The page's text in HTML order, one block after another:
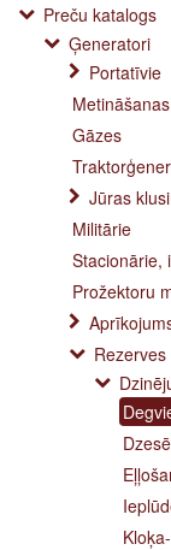
Preču katalogs
Ģeneratori
Portatīvie
Metināšanas
Gāzes
Jūras
Militārie
Stacionārie,
Prožektoru